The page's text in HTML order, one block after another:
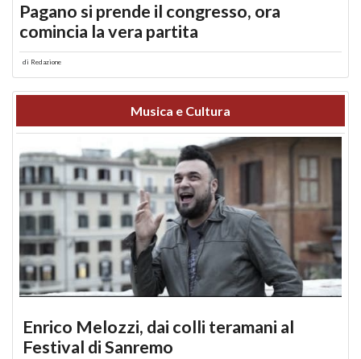
Pagano si prende il congresso, ora
comincia la vera partita
di Redazione
Musica e Cultura
Enrico Melozzi, dai colli teramani al
Festival di Sanremo